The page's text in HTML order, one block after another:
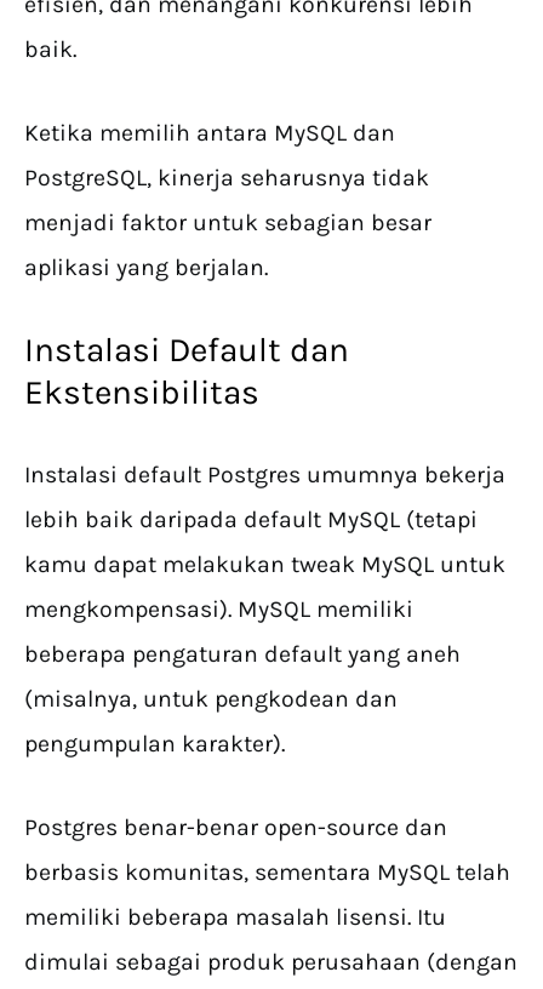
baik.
Ketika memilih antara MySQL dan
PostgreSQL, kinerja seharusnya tidak
menjadi faktor untuk sebagian besar
aplikasi yang berjalan.
Instalasi Default dan
Ekstensibilitas
Instalasi default Postgres umumnya bekerja
lebih baik daripada default MySQL (tetapi
kamu dapat melakukan tweak MySQL untuk
mengkompensasi). MySQL memiliki
beberapa pengaturan default yang aneh
(misalnya, untuk pengkodean dan
pengumpulan karakter).
Postgres benar-benar open-source dan
berbasis komunitas, sementara MySQL telah
memiliki beberapa masalah lisensi. Itu
dimulai sebagai produk perusahaan (dengan